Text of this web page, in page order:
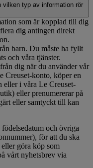
vilken typ av information rör
som är kopplad till dig
dig antingen direkt
barn. Du måste ha fyllt
och våra tjänster.
dig när du använder vår
Creuset-konto, köper en
eller i våra Le Creuset-
eller prenumererar på
eller samtyckt till kan
och övriga
för att du ska
göra köp som
vårt nyhetsbrev via